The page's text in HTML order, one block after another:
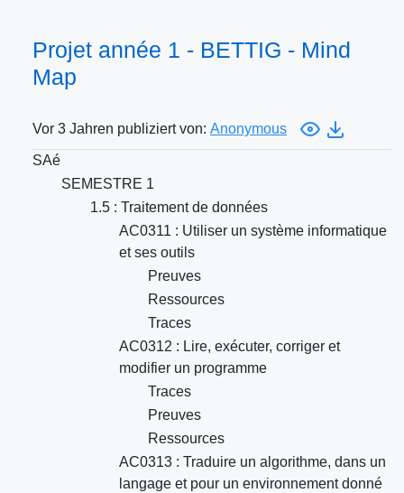
Projet année 1 - BETTIG - Mind
Map
Vor 3 Jahren publiziert von: Anonymous
SAé
SEMESTRE 1
1.5 : Traitement de données
AC0311 : Utiliser un système informatique
et ses outils
Preuves
Ressources
Traces
AC0312 : Lire, exécuter, corriger et
modifier un programme
Traces
Preuves
Ressources
AC0313 : Traduire un algorithme, dans un
langage et pour un environnement donné